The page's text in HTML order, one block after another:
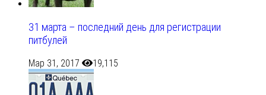
31 марта – последний день для регистрации
питбулей
Мар 31, 2017 19,115